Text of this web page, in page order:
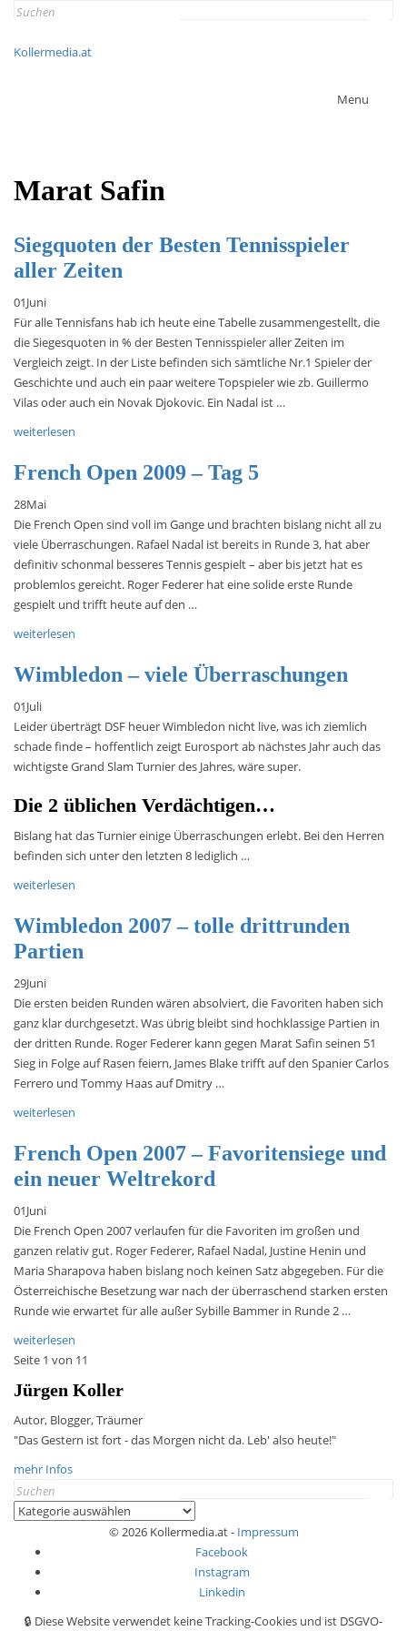
Search
Kollermedia.at
Menu
Marat Safin
Siegquoten der Besten Tennisspieler
aller Zeiten
01Juni
Für alle Tennisfans hab ich heute eine Tabelle zusammengestellt, die
die Siegesquoten in % der Besten Tennisspieler aller Zeiten im
Vergleich zeigt. In der Liste befinden sich sämtliche Nr.1 Spieler der
Geschichte und auch ein paar weitere Topspieler wie zb. Guillermo
Vilas oder auch ein Novak Djokovic. Ein Nadal ist …
weiterlesen
French Open 2009 – Tag 5
28Mai
Die French Open sind voll im Gange und brachten bislang nicht all zu
viele Überraschungen. Rafael Nadal ist bereits in Runde 3, hat aber
definitiv schonmal besseres Tennis gespielt – aber bis jetzt hat es
problemlos gereicht. Roger Federer hat eine solide erste Runde
gespielt und trifft heute auf den …
weiterlesen
Wimbledon – viele Überraschungen
01Juli
Leider überträgt DSF heuer Wimbledon nicht live, was ich ziemlich
schade finde – hoffentlich zeigt Eurosport ab nächstes Jahr auch das
wichtigste Grand Slam Turnier des Jahres, wäre super.
Die 2 üblichen Verdächtigen…
Bislang hat das Turnier einige Überraschungen erlebt. Bei den Herren
befinden sich unter den letzten 8 lediglich …
weiterlesen
Wimbledon 2007 – tolle drittrunden
Partien
29Juni
Die ersten beiden Runden wären absolviert, die Favoriten haben sich
ganz klar durchgesetzt. Was übrig bleibt sind hochklassige Partien in
der dritten Runde. Roger Federer kann gegen Marat Safin seinen 51
Sieg in Folge auf Rasen feiern, James Blake trifft auf den Spanier Carlos
Ferrero und Tommy Haas auf Dmitry …
weiterlesen
French Open 2007 – Favoritensiege und
ein neuer Weltrekord
01Juni
Die French Open 2007 verlaufen für die Favoriten im großen und
ganzen relativ gut. Roger Federer, Rafael Nadal, Justine Henin und
Maria Sharapova haben bislang noch keinen Satz abgegeben. Für die
Österreichische Besetzung war nach der überraschend starken ersten
Runde wie erwartet für alle außer Sybille Bammer in Runde 2 …
weiterlesen
Seite 1 von 11
Jürgen Koller
Autor, Blogger, Träumer
"Das Gestern ist fort - das Morgen nicht da. Leb' also heute!"
mehr Infos
Search
for:
Kategorien
© 2026 Kollermedia.at - Impressum
Facebook
Instagram
Linkedin
🔒 Diese Website verwendet keine Tracking-Cookies und ist DSGVO-